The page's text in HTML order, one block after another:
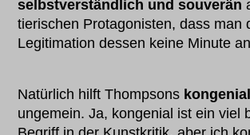
selbstverständlich und souverän
tierischen Protagonisten, dass man
Legitimation dessen keine Minute
Natürlich hilft Thompsons
ungemein. Ja, kongenial ist ein viel